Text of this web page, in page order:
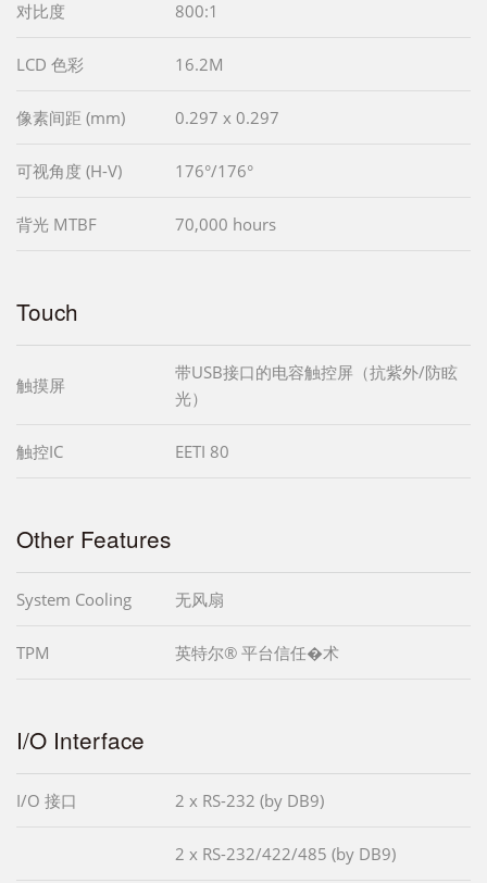
对比度 800:1
LCD 色彩 16.2M
像素间距 (mm) 0.297 x 0.297
可视角度 (H-V) 176°/176°
背光 MTBF 70,000 hours
Touch
触摸屏
带USB接口的电容触控屏（抗紫外/防眩
光）
触控IC EETI 80
Other Features
System Cooling 无风扇
TPM 英特尔® 平台信任�术
I/O Interface
I/O 接口 2 x RS-232 (by DB9)
2 x RS-232/422/485 (by DB9)